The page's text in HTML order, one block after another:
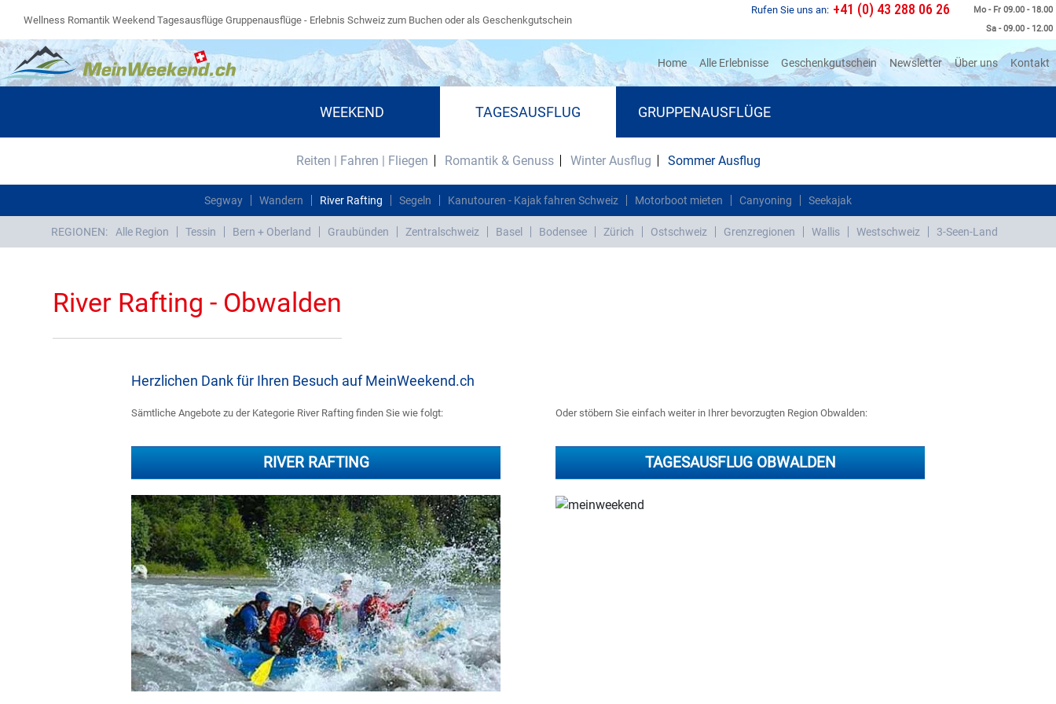
Wellness Romantik Weekend Tagesausflüge Gruppenausflüge - Erlebnis Schweiz zum Buchen oder als Geschenkgutschein
Mo - Fr 09.00 - 18.00
Sa - 09.00 - 12.00
Rufen Sie uns an: +41 (0) 43 288 06 26
Home(current)
Alle Erlebnisse Geschenkgutschein Newsletter Über uns Kontakt
WEEKEND TAGESAUSFLUG GRUPPENAUSFLÜGE
Reiten | Fahren | Fliegen Romantik & Genuss Winter Ausflug Sommer Ausflug
Segway Wandern River Rafting Segeln Kanutouren - Kajak fahren Schweiz Motorboot mieten Canyoning Seekajak
REGIONEN: Alle Region Tessin Bern + Oberland Graubünden Zentralschweiz Basel Bodensee Zürich Ostschweiz Grenzregionen Wallis Westschweiz 3-Seen-Land
River Rafting - Obwalden
Herzlichen Dank für Ihren Besuch auf MeinWeekend.ch
Sämtliche Angebote zu der Kategorie River Rafting finden Sie wie folgt:
RIVER RAFTING
Oder stöbern Sie einfach weiter in Ihrer bevorzugten Region Obwalden:
TAGESAUSFLUG OBWALDEN